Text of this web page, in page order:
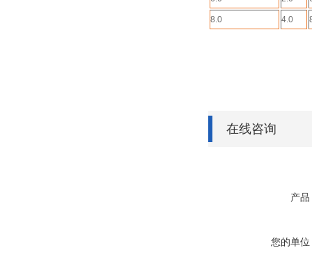
8.0 4.0
在线咨询
产品
您的单位